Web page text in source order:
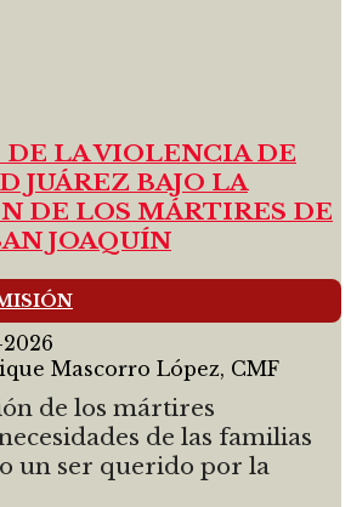
LA VIOLENCIA DE
JUÁREZ BAJO LA
DE LOS MÁRTIRES DE
JOAQUÍN
Mascorro López, CMF
de los mártires
de las familias
un ser querido por la